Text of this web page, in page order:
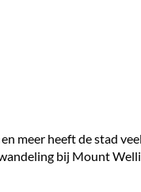
meer heeft de stad
bij Mount